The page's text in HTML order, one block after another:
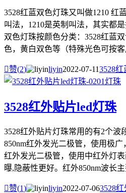
3528红蓝双色灯珠又叫做1210 红
叫法，1210是英制叫法，其实都
双色灯珠按颜色分类：3528红蓝
色，黄白双色等（特殊光色可按
赞(2) liyin2022-07-113528
3528红外贴片led灯珠
3528红外贴片灯珠常用的有2个波
850nm红外发光二极管，使用极
红外发光二极管，使用中红外灯
曝,隐蔽性更好。红外850nm波长
赞(1) liyin2022-07-063528